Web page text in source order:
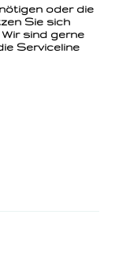
oder die
Sie sich
sind gerne
Serviceline